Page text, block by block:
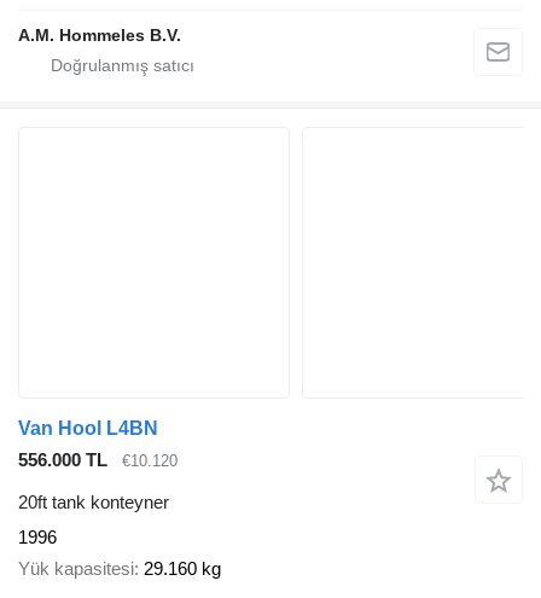
A.M. Hommeles B.V.
Van Hool L4BN
556.000 TL
€10.120
20ft tank konteyner
1996
Yük kapasitesi 29.160 kg